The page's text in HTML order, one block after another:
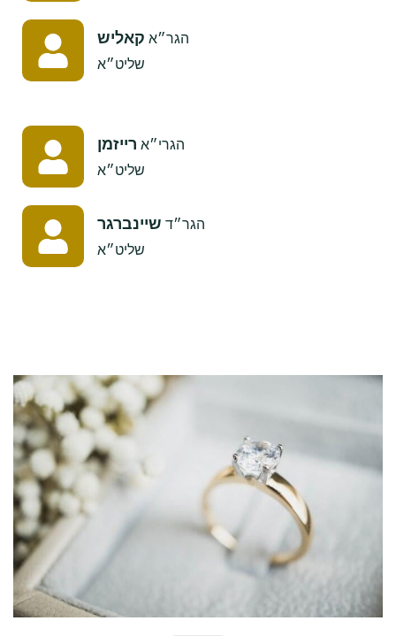
הגר״א קאליש
​שליט״א
הגרי״א
​שליט״א
הגר״ד
​שליט״א